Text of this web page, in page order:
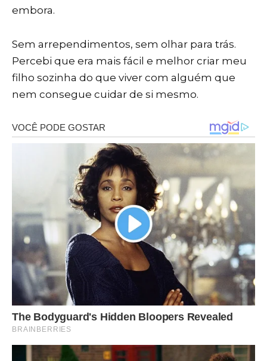
embora.
Sem arrependimentos, sem olhar para trás.
Percebi que era mais fácil e melhor criar meu
filho sozinha do que viver com alguém que
nem consegue cuidar de si mesmo.